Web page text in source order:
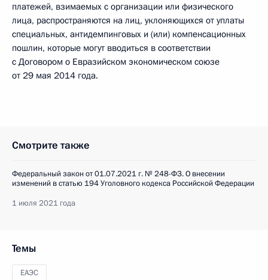
платежей, взимаемых с организации или физического
лица, распространяются на лиц, уклоняющихся от уплаты
специальных, антидемпинговых и (или) компенсационных
пошлин, которые могут вводиться в соответствии
с Договором о Евразийском экономическом союзе
от 29 мая 2014 года.
Смотрите также
Федеральный закон от 01.07.2021 г. № 248-ФЗ. О внесении
изменений в статью 194 Уголовного кодекса Российской Федерации
1 июля 2021 года
Темы
ЕАЭС